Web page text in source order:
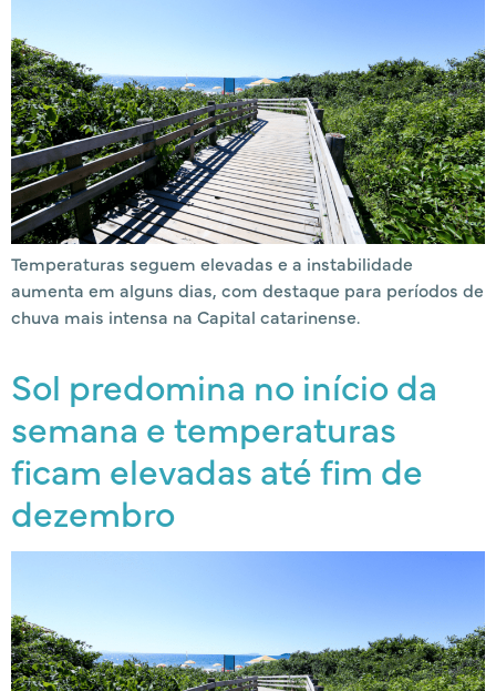
Temperaturas seguem elevadas e a instabilidade
aumenta em alguns dias, com destaque para períodos de
chuva mais intensa na Capital catarinense.
Sol predomina no início da
semana e temperaturas
ficam elevadas até fim de
dezembro